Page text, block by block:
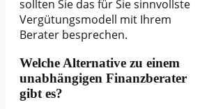
sollten Sie das für Sie sinnvollste
Vergütungsmodell mit Ihrem
Berater besprechen.
Welche Alternative zu einem
unabhängigen Finanzberater
gibt es?